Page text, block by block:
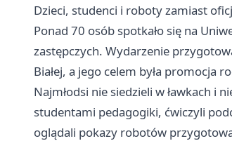
Dzieci, studenci i roboty zamiast
Ponad 70 osób spotkało się na
zastępczych. Wydarzenie
Białej, a jego celem była promocja
Najmłodsi nie siedzieli w ławkach i
studentami pedagogiki, ćwiczyli
oglądali pokazy robotów